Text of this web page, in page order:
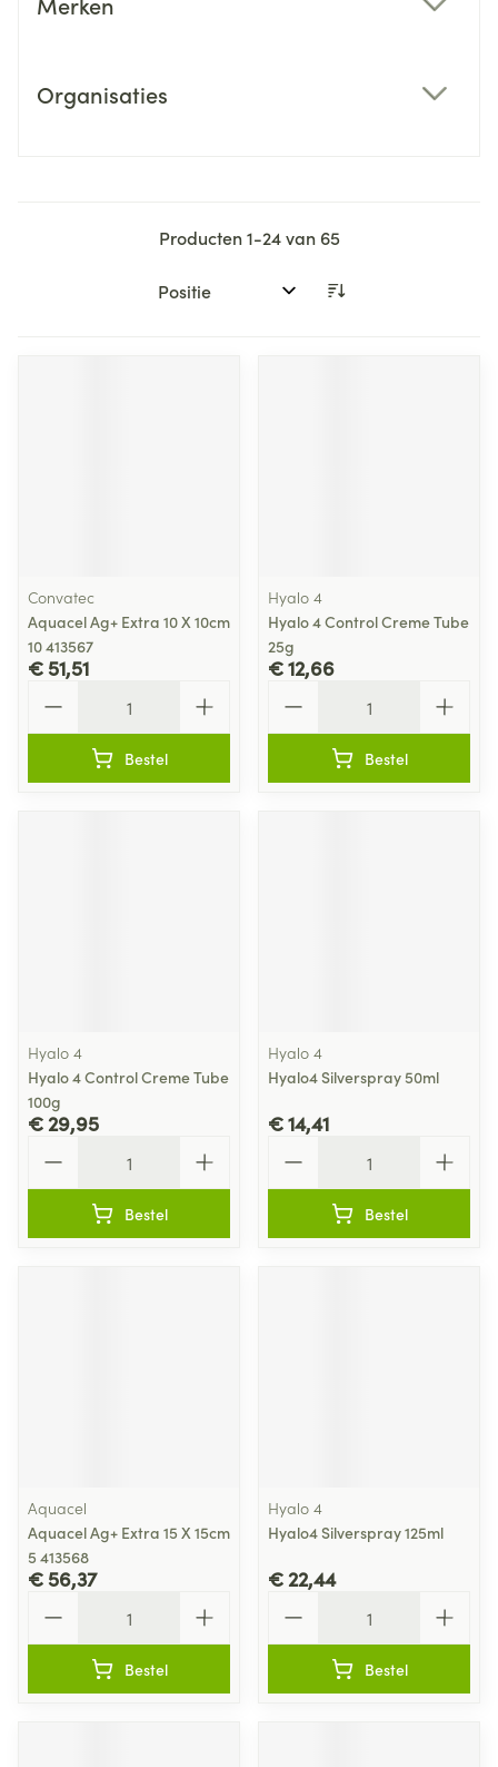
Organisaties
Producten1-24van 65
Sorteer op:
Convatec
Aquacel Ag+ Extra 10 X 10cm
10 413567
€ 51,51
Bestel
Hyalo 4
Hyalo 4 Control Creme Tube
25g
€ 12,66
Bestel
Hyalo 4
Hyalo 4 Control Creme Tube
100g
€ 29,95
Bestel
Hyalo 4
Hyalo4 Silverspray 50ml
€ 14,41
Bestel
Aquacel
Aquacel Ag+ Extra 15 X 15cm
5 413568
€ 56,37
Bestel
Hyalo 4
Hyalo4 Silverspray 125ml
€ 22,44
Bestel